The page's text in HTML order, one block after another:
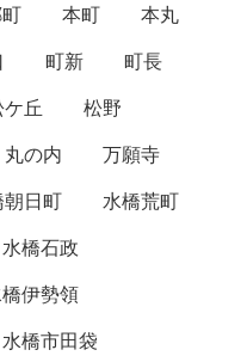
本町
本丸
町新
町長
ケ丘
松野
丸の内
万願寺
日町
水橋荒町
水橋石政
伊勢領
水橋市田袋